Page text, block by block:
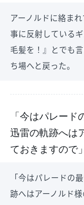
アーノルドに絡ま
事に反射している
毛髪を！』とでも
ち場へと戻った。
「今はパレード
迅雷の軌跡へは
ておきますので」
「今はパレードの
跡へはアーノルド